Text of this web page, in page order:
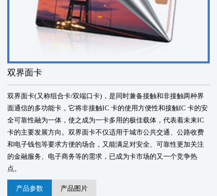
双界面卡
双界面卡(又称组合卡/双端口卡)，是同时兼备接触和非接触两种界
面通信的多功能卡，它将非接触IC 卡的使用方便性和接触IC 卡的安
全可靠性融为一体，使之成为一卡多用的极佳载体，代表着未来IC
卡的主要发展方向。双界面卡不仅适用于城市公共交通、公路收费
和电子钱包等要求方便的场合，又能满足对安全、可靠性更加关注
的金融服务、电子商务等的需求，已成为卡市场的又一个竞争热
点。
产品参数 产品图片